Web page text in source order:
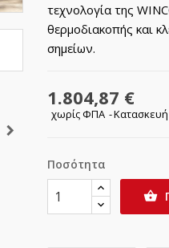
τεχνολογία της
θερμοδιακοπής και
σημείων.
1.804,87 €
χωρίς ΦΠΑ Κατασκευή
Ποσότητα
